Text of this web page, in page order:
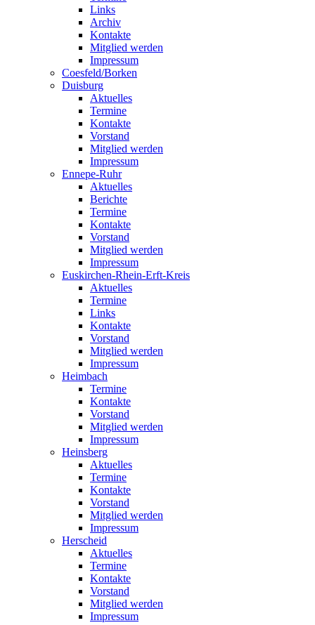
Links
Archiv
Kontakte
Mitglied werden
Impressum
Coesfeld/Borken
Duisburg
Aktuelles
Termine
Kontakte
Vorstand
Mitglied werden
Impressum
Ennepe-Ruhr
Aktuelles
Berichte
Termine
Kontakte
Vorstand
Mitglied werden
Impressum
Euskirchen-Rhein-Erft-Kreis
Aktuelles
Termine
Links
Kontakte
Vorstand
Mitglied werden
Impressum
Heimbach
Termine
Kontakte
Vorstand
Mitglied werden
Impressum
Heinsberg
Aktuelles
Termine
Kontakte
Vorstand
Mitglied werden
Impressum
Herscheid
Aktuelles
Termine
Kontakte
Vorstand
Mitglied werden
Impressum